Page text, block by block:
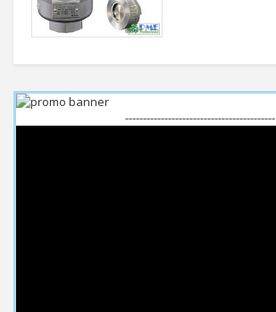
------------------------------------------